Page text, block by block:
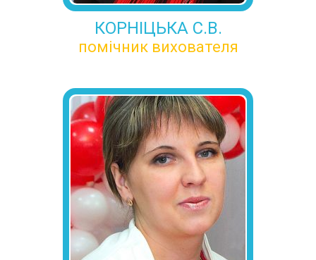
КОРНІЦЬКА С.В.
помічник вихователя